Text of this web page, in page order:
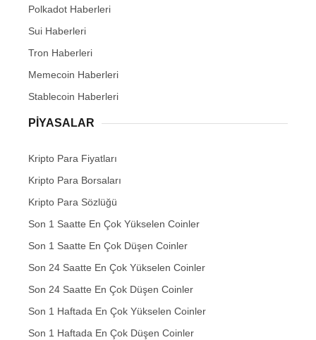
Polkadot Haberleri
Sui Haberleri
Tron Haberleri
Memecoin Haberleri
Stablecoin Haberleri
PIYASALAR
Kripto Para Fiyatları
Kripto Para Borsaları
Kripto Para Sözlüğü
Son 1 Saatte En Çok Yükselen Coinler
Son 1 Saatte En Çok Düşen Coinler
Son 24 Saatte En Çok Yükselen Coinler
Son 24 Saatte En Çok Düşen Coinler
Son 1 Haftada En Çok Yükselen Coinler
Son 1 Haftada En Çok Düşen Coinler